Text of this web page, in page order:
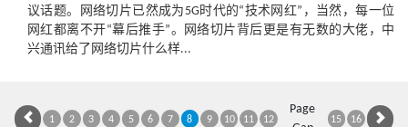
议话题。网络切片已然成为5G时代的“技术网红”，当然，每一位
网红都离不开“幕后推手”。网络切片背后更是有无数的大佬，中
兴通讯给了网络切片什么样...
1 2 3 4 5 6 7 8 9 10 11 12
Page
15 16